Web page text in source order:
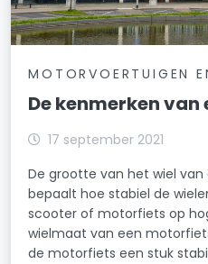
MOTORVOERTUIGEN
De kenmerken
17 september 2021
De grootte van het wiel
bepaalt hoe stabiel de
scooter of motorfiets op
wielmaat van een
de motorfiets een stuk